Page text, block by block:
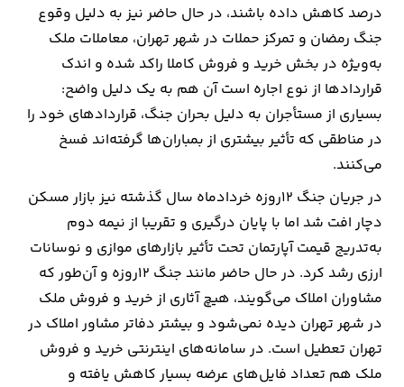
درصد کاهش داده باشند، در حال حاضر نیز به دلیل وقوع
جنگ رمضان و تمرکز حملات در شهر تهران، معاملات ملک
به‌ویژه در بخش خرید و فروش کاملا راکد شده و اندک
قراردادها از نوع اجاره است آن هم به یک دلیل واضح:
بسیاری از مستأجران به دلیل بحران جنگ، قراردادهای خود را
در مناطقی که تأثیر بیشتری از بمباران‌ها گرفته‌اند فسخ
می‌کنند.
در جریان جنگ ۱۲روزه خردادماه سال گذشته نیز بازار مسکن
دچار افت شد اما با پایان درگیری و تقریبا از نیمه دوم
به‌تدریج قیمت آپارتمان تحت تأثیر بازارهای موازی و نوسانات
ارزی رشد کرد. در حال حاضر ‌مانند جنگ ۱۲روزه و آ‌ن‌طور که
مشاوران املاک می‌گویند، هیچ آثاری از خرید و فروش ملک
در شهر تهران دیده نمی‌شود و بیشتر دفاتر مشاور املاک در
تهران تعطیل است. در سامانه‌های اینترنتی خرید و فروش
ملک هم تعداد فایل‌های عرضه بسیار کاهش یافته و